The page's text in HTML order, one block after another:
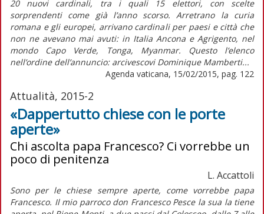
20 nuovi cardinali, tra i quali 15 elettori, con scelte
sorprendenti come già l’anno scorso. Arretrano la curia
romana e gli europei, arrivano cardinali per paesi e città che
non ne avevano mai avuti: in Italia Ancona e Agrigento, nel
mondo Capo Verde, Tonga, Myanmar. Questo l’elenco
nell’ordine dell’annuncio: arcivescovi Dominique Mamberti...
Agenda vaticana, 15/02/2015, pag. 122
Attualità, 2015-2
«Dappertutto chiese con le porte
aperte»
Chi ascolta papa Francesco? Ci vorrebbe un
poco di penitenza
L. Accattoli
Sono per le chiese sempre aperte, come vorrebbe papa
Francesco. Il mio parroco don Francesco Pesce la sua la tiene